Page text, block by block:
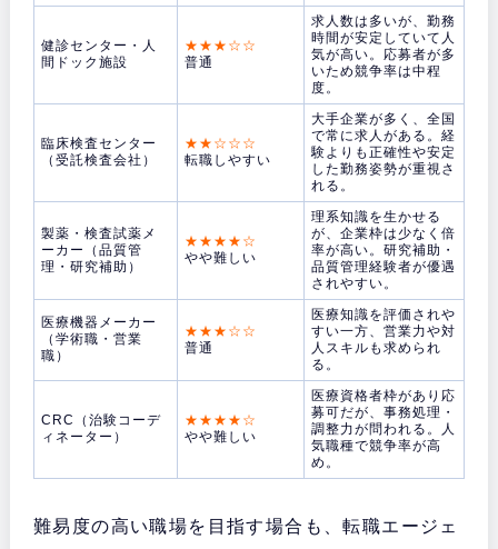
健診センター・人
間ドック施設
★★★☆☆
普通
求人数は多いが、勤務
時間が安定していて人
気が高い。応募者が多
いため競争率は中程
度。
臨床検査センター
（受託検査会社）
★★☆☆☆
転職しやすい
大手企業が多く、全国
で常に求人がある。経
験よりも正確性や安定
した勤務姿勢が重視さ
れる。
製薬・検査試薬メ
ーカー（品質管
理・研究補助）
★★★★☆
やや難しい
理系知識を生かせる
が、企業枠は少なく倍
率が高い。研究補助・
品質管理経験者が優遇
されやすい。
医療機器メーカー
（学術職・営業
職）
★★★☆☆
普通
医療知識を評価されや
すい一方、営業力や対
人スキルも求められ
る。
CRC（治験コーデ
ィネーター）
★★★★☆
やや難しい
医療資格者枠があり応
募可だが、事務処理・
調整力が問われる。人
気職種で競争率が高
め。
難易度の高い職場を目指す場合も、転職エージェ